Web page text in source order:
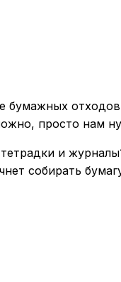
бумажных
просто нам
и
собирать